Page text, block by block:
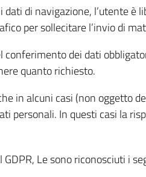
di navigazione, l’utente
per sollecitare l’invio di
conferimento dei dati
quanto richiesto.
in alcuni casi (non oggetto
personali. In questi casi la
Le sono riconosciuti i